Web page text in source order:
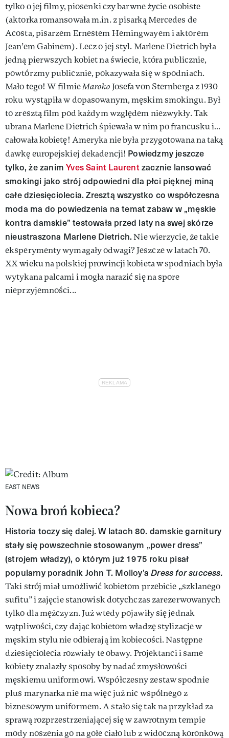
tylko o jej filmy, piosenki czy barwne życie osobiste
(aktorka romansowała m.in. z pisarką Mercedes de
Acosta, pisarzem Ernestem Hemingwayem i aktorem
Jean’em Gabinem). Lecz o jej styl. Marlene Dietrich była
jedną pierwszych kobiet na świecie, która publicznie,
powtórzmy publicznie, pokazywała się w spodniach.
Mało tego! W filmieMaroko Josefa von Sternberga z 1930
roku wystąpiła w dopasowanym, męskim smokingu. Był
to zresztą film pod każdym względem niezwykły. Tak
ubrana Marlene Dietrich śpiewała w nim po francusku i…
całowała kobietę! Ameryka nie była przygotowana na taką
dawkę europejskiej dekadencji! Powiedzmy jeszcze
tylko, że zanim Yves Saint Laurentzacznie lansować
smokingi jako strój odpowiedni dla płci pięknej miną
całe dziesięciolecia. Zresztą wszystko co współczesna
moda ma do powiedzenia na temat zabaw w „męskie
kontra damskie” testowała przed laty na swej skórze
nieustraszona Marlene Dietrich.Nie wierzycie, że takie
eksperymenty wymagały odwagi? Jeszcze w latach 70.
XX wieku na polskiej prowincji kobieta w spodniach była
wytykana palcami i mogła narazić się na spore
nieprzyjemności...
EAST NEWS
Nowa broń kobieca?
Historia toczy się dalej. W latach 80. damskie garnitury
stały się powszechnie stosowanym „power dress”
(strojem władzy), o którym już 1975 roku pisał
popularny poradnik John T. Molloy’aDress for success.
Taki strój miał umożliwić kobietom przebicie „szklanego
sufitu” i zajęcie stanowisk dotychczas zarezerwowanych
tylko dla mężczyzn. Już wtedy pojawiły się jednak
wątpliwości, czy dając kobietom władzę stylizacje w
męskim stylu nie odbierają im kobiecości. Następne
dziesięciolecia rozwiały te obawy. Projektanci i same
kobiety znalazły sposoby by nadać zmysłowości
męskiemu uniformowi. Współczesny zestaw spodnie
plus marynarka nie ma więc już nic wspólnego z
biznesowym uniformem. A stało się tak na przykład za
sprawą rozprzestrzeniającej się w zawrotnym tempie
mody noszenia go na gołe ciało lub z widoczną koronkową